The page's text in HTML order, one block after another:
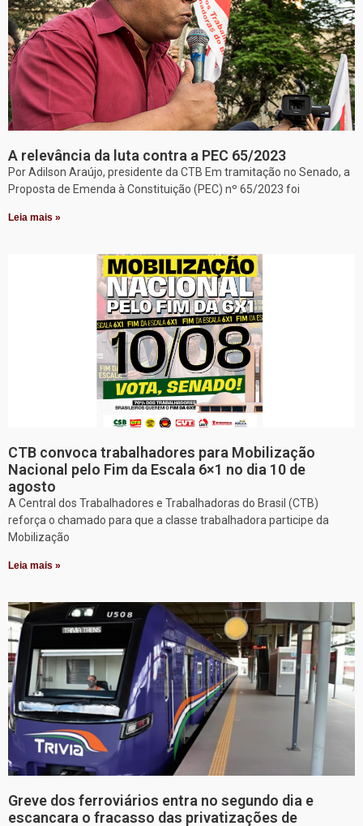
A relevância da luta contra a PEC 65/2023
Por Adilson Araújo, presidente da CTB Em tramitação no Senado, a
Proposta de Emenda à Constituição (PEC) nº 65/2023 foi
Leia mais »
CTB convoca trabalhadores para Mobilização
Nacional pelo Fim da Escala 6×1 no dia 10 de
agosto
A Central dos Trabalhadores e Trabalhadoras do Brasil (CTB)
reforça o chamado para que a classe trabalhadora participe da
Mobilização
Leia mais »
Greve dos ferroviários entra no segundo dia e
escancara o fracasso das privatizações de